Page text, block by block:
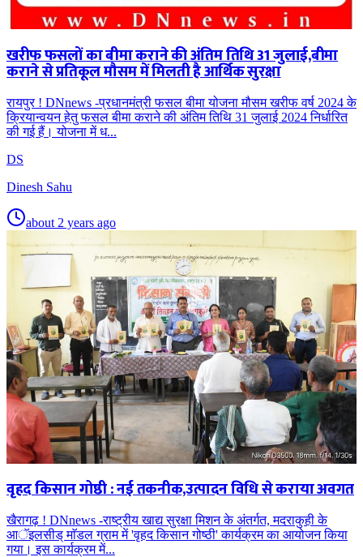
खरीफ फसलों का बीमा कराने की अंतिम तिथि 31 जुलाई,बीमा
कराने से प्रतिकूल मौसम में मिलती है आर्थिक सुरक्षा
रायपुर ! DNnews -प्रधानमंत्री फसल बीमा योजना मौसम खरीफ वर्ष 2024 के
क्रियान्वयन हेतु फसल बीमा कराने की अंतिम तिथि 31 जुलाई 2024 निर्धारित
की गई हैं। योजना में ध...
DS
Dinesh Sahu
about 2 years ago
वृहद किसान गोष्ठी : नई तकनीक,उत्पादन विधि से कराया अवगत
खैरागढ़ ! DNnews -राष्ट्रीय खाद्य सुरक्षा मिशन के अंतर्गत, मदराकुही के
आॅइलसीड् माॅडल ग्राम में 'वृहद किसान गोष्ठी' कार्यक्रम का आयोजन किया
गया। इस कार्यक्रम में...